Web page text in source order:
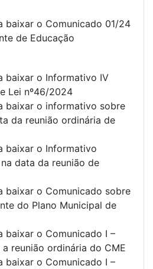
baixar o Comunicado 01/24
de Educação
baixar o Informativo IV
Lei nº46/2024
baixar o informativo sobre
da reunião ordinária de
baixar o Informativo
data da reunião de
baixar o Comunicado sobre
do Plano Municipal de
baixar o Comunicado I –
reunião ordinária do CME
baixar o Comunicado I –